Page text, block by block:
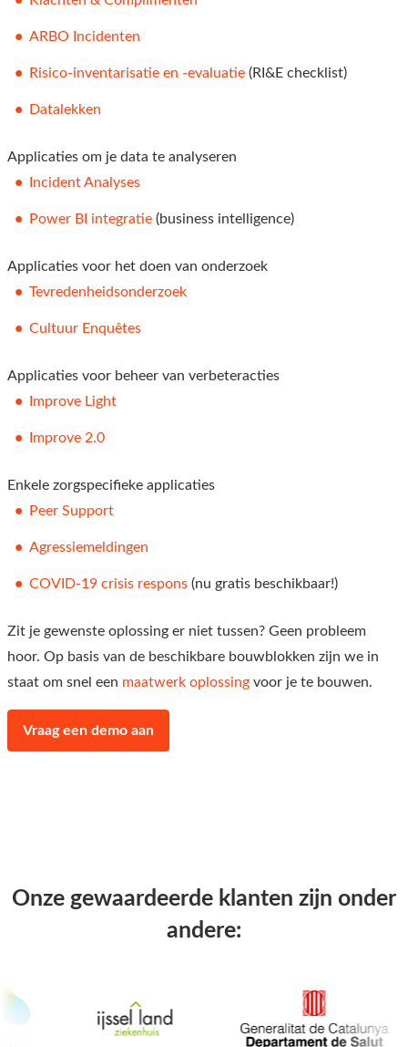
ARBO Incidenten
Risico-inventarisatie en -evaluatie (RI&E checklist)
Datalekken
Applicaties om je data te analyseren
Incident Analyses
Power BI integratie (business intelligence)
Applicaties voor het doen van onderzoek
Tevredenheidsonderzoek
Cultuur Enquêtes
Applicaties voor beheer van verbeteracties
Improve Light
Improve 2.0
Enkele zorgspecifieke applicaties
Peer Support
Agressiemeldingen
COVID-19 crisis respons (nu gratis beschikbaar!)
Zit je gewenste oplossing er niet tussen? Geen probleem
hoor. Op basis van de beschikbare bouwblokken zijn we in
staat om snel een maatwerk oplossing voor je te bouwen.
Vraag een demo aan
Onze gewaardeerde klanten zijn onder
andere: